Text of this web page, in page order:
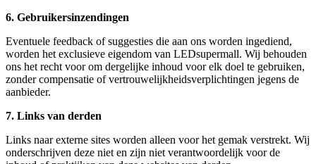
6. Gebruikersinzendingen
Eventuele feedback of suggesties die aan ons worden ingediend,
worden het exclusieve eigendom van LEDsupermall. Wij behouden
ons het recht voor om dergelijke inhoud voor elk doel te gebruiken,
zonder compensatie of vertrouwelijkheidsverplichtingen jegens de
aanbieder.
7. Links van derden
Links naar externe sites worden alleen voor het gemak verstrekt. Wij
onderschrijven deze niet en zijn niet verantwoordelijk voor de